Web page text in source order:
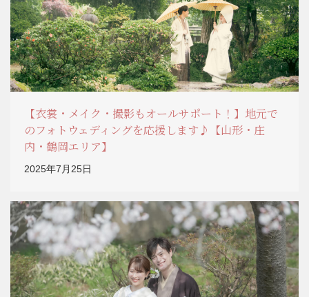
【衣裳・メイク・撮影もオールサポート！】地元で
のフォトウェディングを応援します♪【山形・庄
内・鶴岡エリア】
2025年7月25日